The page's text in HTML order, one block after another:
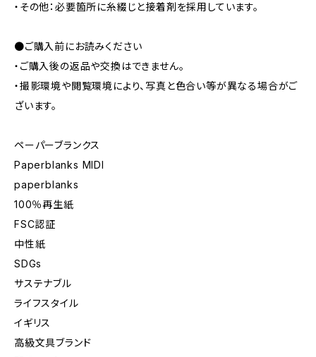
・その他：必要箇所に糸綴じと接着剤を採用しています。
●ご購入前にお読みください
・ご購入後の返品や交換はできません。
・撮影環境や閲覧環境により、写真と色合い等が異なる場合がご
ざいます。
ペーパーブランクス
Paperblanks MIDI
paperblanks
100％再生紙
FSC認証
中性紙
SDGs
サステナブル
ライフスタイル
イギリス
高級文具ブランド